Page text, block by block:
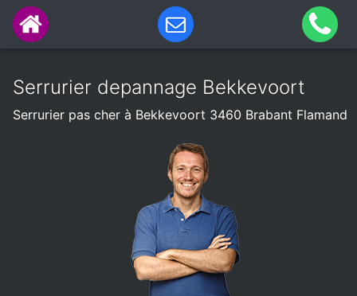
Serrurier depannage Bekkevoort
Serrurier pas cher à Bekkevoort 3460 Brabant Flamand